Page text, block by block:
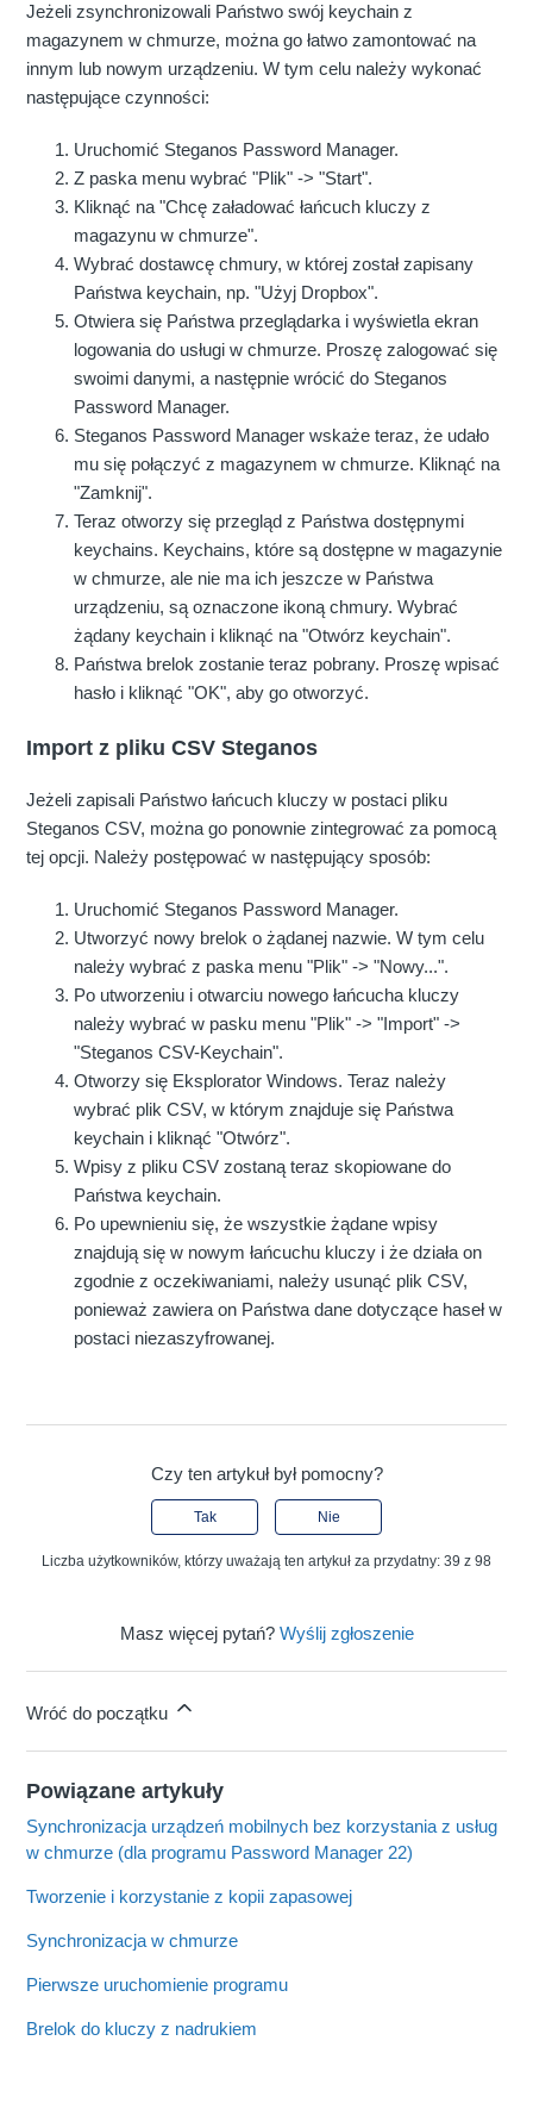
Jeżeli zsynchronizowali Państwo swój keychain z
magazynem w chmurze, można go łatwo zamontować na
innym lub nowym urządzeniu. W tym celu należy wykonać
następujące czynności:
Uruchomić Steganos Password Manager.
Z paska menu wybrać "Plik" -> "Start".
Kliknąć na "Chcę załadować łańcuch kluczy z
magazynu w chmurze".
Wybrać dostawcę chmury, w której został zapisany
Państwa keychain, np. "Użyj Dropbox".
Otwiera się Państwa przeglądarka i wyświetla ekran
logowania do usługi w chmurze. Proszę zalogować się
swoimi danymi, a następnie wrócić do Steganos
Password Manager.
Steganos Password Manager wskaże teraz, że udało
mu się połączyć z magazynem w chmurze. Kliknąć na
"Zamknij".
Teraz otworzy się przegląd z Państwa dostępnymi
keychains. Keychains, które są dostępne w magazynie
w chmurze, ale nie ma ich jeszcze w Państwa
urządzeniu, są oznaczone ikoną chmury. Wybrać
żądany keychain i kliknąć na "Otwórz keychain".
Państwa brelok zostanie teraz pobrany. Proszę wpisać
hasło i kliknąć "OK", aby go otworzyć.
Import z pliku CSV Steganos
Jeżeli zapisali Państwo łańcuch kluczy w postaci pliku
Steganos CSV, można go ponownie zintegrować za pomocą
tej opcji. Należy postępować w następujący sposób:
Uruchomić Steganos Password Manager.
Utworzyć nowy brelok o żądanej nazwie. W tym celu
należy wybrać z paska menu "Plik" -> "Nowy...".
Po utworzeniu i otwarciu nowego łańcucha kluczy
należy wybrać w pasku menu "Plik" -> "Import" ->
"Steganos CSV-Keychain".
Otworzy się Eksplorator Windows. Teraz należy
wybrać plik CSV, w którym znajduje się Państwa
keychain i kliknąć "Otwórz".
Wpisy z pliku CSV zostaną teraz skopiowane do
Państwa keychain.
Po upewnieniu się, że wszystkie żądane wpisy
znajdują się w nowym łańcuchu kluczy i że działa on
zgodnie z oczekiwaniami, należy usunąć plik CSV,
ponieważ zawiera on Państwa dane dotyczące haseł w
postaci niezaszyfrowanej.
Czy ten artykuł był pomocny?
Tak Nie
Liczba użytkowników, którzy uważają ten artykuł za przydatny: 39 z 98
Masz więcej pytań? Wyślij zgłoszenie
Wróć do początku
Powiązane artykuły
Synchronizacja urządzeń mobilnych bez korzystania z usług
w chmurze (dla programu Password Manager 22)
Tworzenie i korzystanie z kopii zapasowej
Synchronizacja w chmurze
Pierwsze uruchomienie programu
Brelok do kluczy z nadrukiem